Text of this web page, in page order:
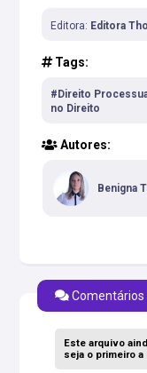
advocacia, o
sempre
Editora: Editora
Tags:
#Direito
no Direito
Autores:
Benigna
Comentários
Este arquivo
seja o primeiro a